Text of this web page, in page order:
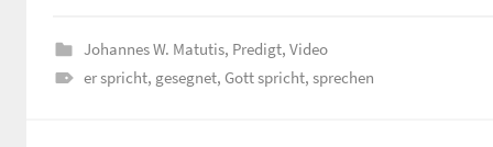
Johannes W. Matutis, Predigt, Video
er spricht, gesegnet, Gott spricht, sprechen